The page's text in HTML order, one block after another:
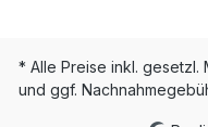
* Alle Preise inkl. gesetzl.
und ggf.